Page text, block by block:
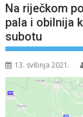
Na riječkom
pala i obilnija
subotu
13. svibnja 2021.